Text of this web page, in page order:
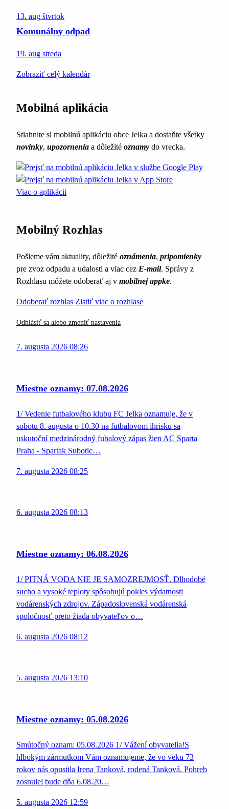
13. aug štvrtok
Komunálny odpad
19. aug streda
Zobraziť celý kalendár
Mobilná aplikácia
Stiahnite si mobilnú aplikáciu obce Jelka a dostaňte všetky
novinky, upozornenia a dôležité oznamy do vrecka.
Viac o aplikácii
Mobilný Rozhlas
Pošleme vám aktuality, dôležité oznámenia, pripomienky
pre zvoz odpadu a udalosti a viac cez E-mail. Správy z
Rozhlasu môžete odoberať aj v mobilnej appke.
Odoberať rozhlas Zistiť viac o rozhlase
Odhlásiť sa alebo zmeniť nastavenia
7. augusta 2026 08:26
Miestne oznamy: 07.08.2026
1/ Vedenie futbalového klubu FC Jelka oznamuje, že v
sobotu 8. augusta o 10.30 na futbalovom ihrisku sa
uskutoční medzinárodný fubalový zápas žien AC Sparta
Praha - Spartak Subotic…
7. augusta 2026 08:25
6. augusta 2026 08:13
Miestne oznamy: 06.08.2026
1/ PITNÁ VODA NIE JE SAMOZREJMOSŤ. Dlhodobé
sucho a vysoké teploty spôsobujú pokles výdatnosti
vodárenských zdrojov. Západoslovenská vodárenská
spoločnosť preto žiada obyvateľov o…
6. augusta 2026 08:12
5. augusta 2026 13:10
Miestne oznamy: 05.08.2026
Smútočný oznam: 05.08.2026 1/ Vážení obyvatelia!S
hlbokým zármutkom Vám oznamujeme, že vo veku 73
rokov nás opustila Irena Tanková, rodená Tanková. Pohreb
zosnulej bude dňa 6.08.20…
5. augusta 2026 12:59